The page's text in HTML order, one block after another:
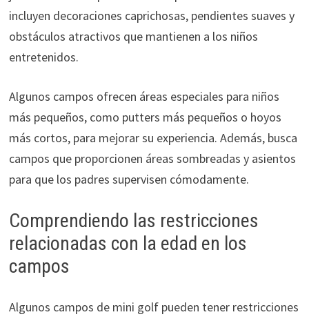
incluyen decoraciones caprichosas, pendientes suaves y
obstáculos atractivos que mantienen a los niños
entretenidos.
Algunos campos ofrecen áreas especiales para niños
más pequeños, como putters más pequeños o hoyos
más cortos, para mejorar su experiencia. Además, busca
campos que proporcionen áreas sombreadas y asientos
para que los padres supervisen cómodamente.
Comprendiendo las restricciones
relacionadas con la edad en los
campos
Algunos campos de mini golf pueden tener restricciones